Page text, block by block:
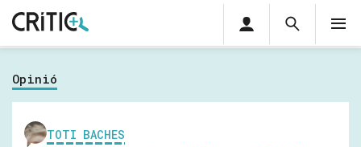
Cerca
Cerca
privada
Inicia sessió
Opinió
TOTI BACHES